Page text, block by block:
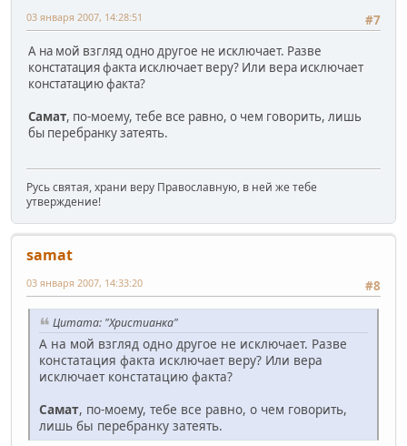
#7
03 января 2007, 14:28:51
А на мой взгляд одно другое не исключает. Разве
констатация факта исключает веру? Или вера исключает
констатацию факта?
Самат, по-моему, тебе все равно, о чем говорить, лишь
бы перебранку затеять.
Русь святая, храни веру Православную, в ней же тебе
утверждение!
samat
#8
03 января 2007, 14:33:20
Цитата: "Христианка"
А на мой взгляд одно другое не исключает. Разве
констатация факта исключает веру? Или вера
исключает констатацию факта?
Самат, по-моему, тебе все равно, о чем говорить,
лишь бы перебранку затеять.